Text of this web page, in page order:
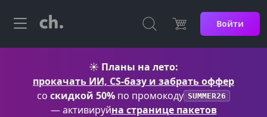
Войти
☀️ Планы на лето:
прокачать ИИ, CS-базу и забрать оффер
со скидкой 50% по промокоду SUMMER26
— активируйна странице пакетов